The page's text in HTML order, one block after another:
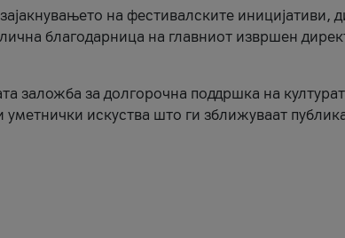
на фестивалските иницијативи,
благодарница на главниот извршен
заложба за долгорочна поддршка на
искуства што ги зближуваат